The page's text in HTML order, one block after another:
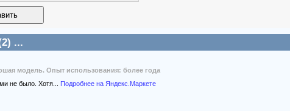
...
модель. Опыт использования: более года
не было. Хотя... Подробнее на Яндекс.Маркете